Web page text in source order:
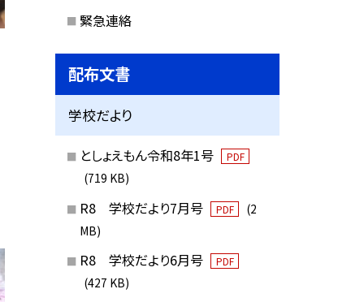
緊急連絡
配布文書
学校だより
としょえもん令和8年1号 PDF
(719 KB)
R8 学校だより7月号 PDF
(2
MB)
R8 学校だより6月号 PDF
(427 KB)